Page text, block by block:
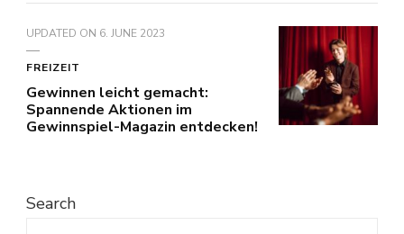
UPDATED ON 6. JUNE 2023
FREIZEIT
Gewinnen leicht gemacht:
Spannende Aktionen im
Gewinnspiel-Magazin entdecken!
Search